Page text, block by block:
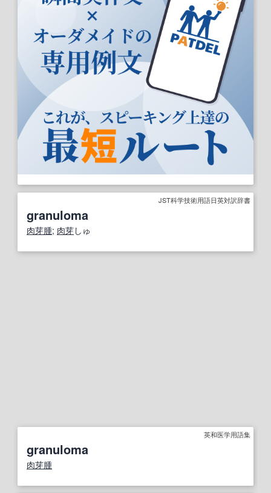
JST科学技術用語日英対訳辞書
granuloma
肉芽腫; 肉芽しゅ
英和医学用語集
granuloma
肉芽腫